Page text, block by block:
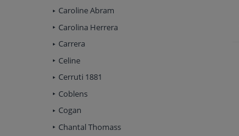
Caroline Abram
Carolina Herrera
Carrera
Celine
Cerruti 1881
Coblens
Cogan
Chantal Thomass